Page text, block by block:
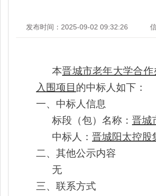
发布时间：2025-09-02 09:32:26
本晋城市老年大学合
入围项目 的中标人如下：
一、 中标人信息
标段（包）名称： 晋城
中标人： 晋城阳太控股
二、其他公示内容
无
三、联系方式